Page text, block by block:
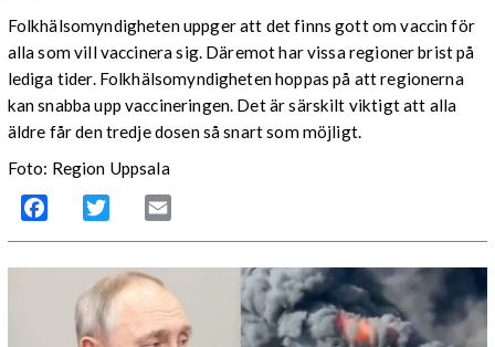
Folkhälsomyndigheten uppger att det finns gott om vaccin för
alla som vill vaccinera sig. Däremot har vissa regioner brist på
lediga tider. Folkhälsomyndigheten hoppas på att regionerna
kan snabba upp vaccineringen. Det är särskilt viktigt att alla
äldre får den tredje dosen så snart som möjligt.
Foto: Region Uppsala
Facebook Twitter